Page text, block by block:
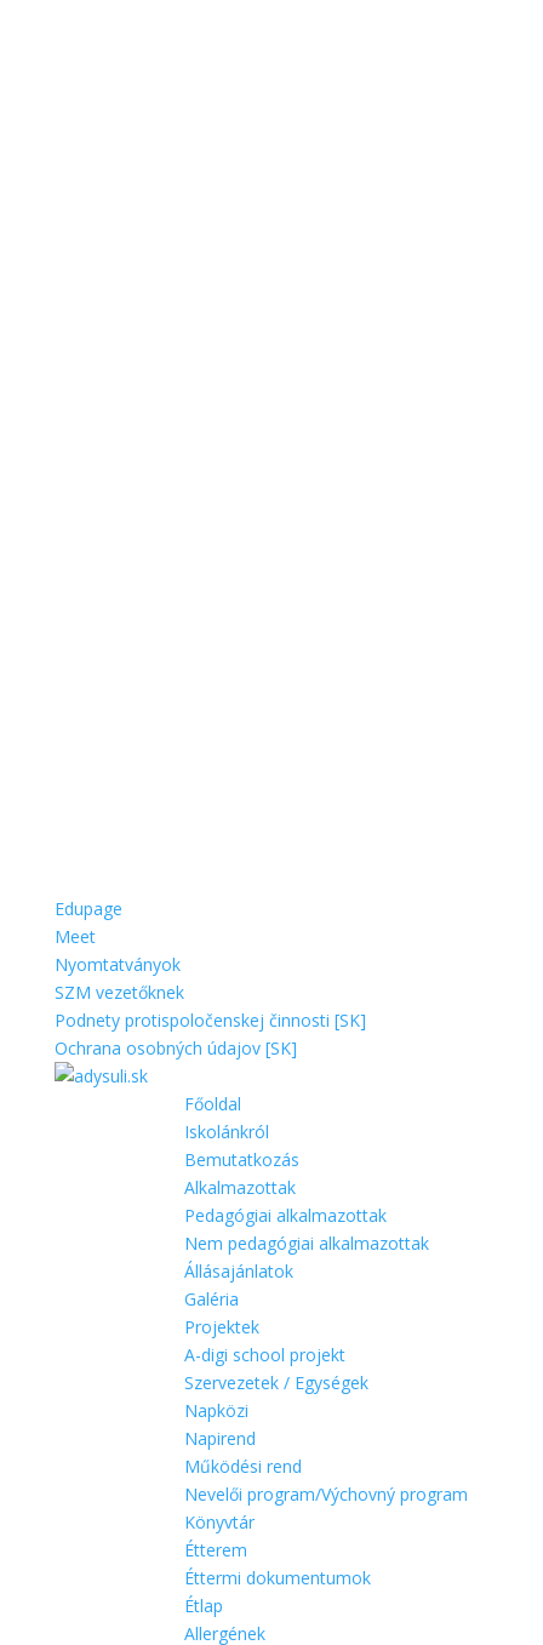
Edupage
Meet
Nyomtatványok
SZM vezetőknek
Podnety protispoločenskej činnosti [SK]
Ochrana osobných údajov [SK]
Főoldal
Iskolánkról
Bemutatkozás
Alkalmazottak
Pedagógiai alkalmazottak
Nem pedagógiai alkalmazottak
Állásajánlatok
Galéria
Projektek
A-digi school projekt
Szervezetek / Egységek
Napközi
Napirend
Működési rend
Nevelői program/Výchovný program
Könyvtár
Étterem
Éttermi dokumentumok
Étlap
Allergének